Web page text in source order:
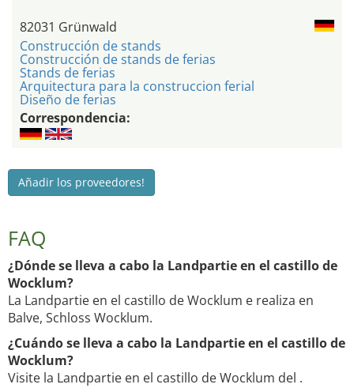
82031 Grünwald
Construcción de stands
Construcción de stands de ferias
Stands de ferias
Arquitectura para la construccion ferial
Diseño de ferias
Correspondencia:
Añadir los proveedores!
FAQ
¿Dónde se lleva a cabo la Landpartie en el castillo de
Wocklum?
La Landpartie en el castillo de Wocklum e realiza en
Balve, Schloss Wocklum.
¿Cuándo se lleva a cabo la Landpartie en el castillo de
Wocklum?
Visite la Landpartie en el castillo de Wocklum del .